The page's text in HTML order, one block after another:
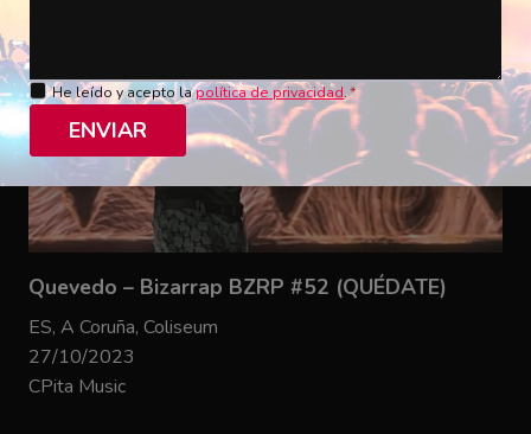
Quevedo – Bizarrap BZRP #52 (QUÉDATE)
ES, A Coruña, Coliseum
27/10/2023
CPita Music
He leído y acepto lapolítica de privacidad.*
ENVIAR